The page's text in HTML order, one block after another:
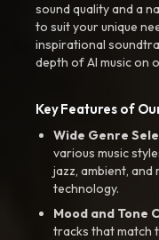
sound quality and a
to suit your unique
inspirational
depth of AI music on
Key Features of
Wide Genre
various music
jazz, ambient, and
technology.
Mood and Tone
tracks that match